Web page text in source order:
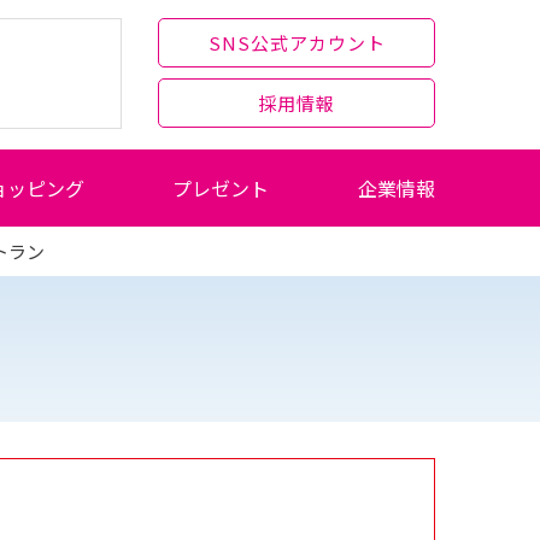
SNS公式アカウント
採用情報
ッピング プレゼント 企業情報
ラン